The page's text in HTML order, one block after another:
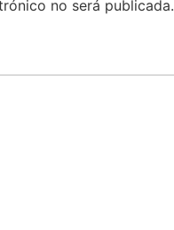
no será publicada.